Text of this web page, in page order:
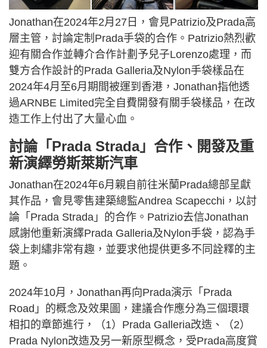
Jonathan在2024年2月27日，會見Patrizio及Prada高
層主管，討論定制Prada手袋的合作。Patrizio熱烈歡
迎有關合作並轉介合作計劃予兒子Lorenzo處理，而
雙方合作設計的Prada Galleria及Nylon手袋樣品在
2024年4月至6月期間被運到香港，Jonathan指他透
過ARNBE Limited完全自費開發有關手袋樣品，在改
造工作上付出了大量心血。
討論「Prada Strada」合作、開發及重
新演繹勞斯萊斯汽車
Jonathan在2024年6月親自前往米蘭Prada總部呈獻
其作品，會見零售建築總監Andrea Scapecchi，以討
論「Prada Strada」的合作。Patrizio去信Jonathan
感謝他重新演繹Prada Galleria及Nylon手袋，認為手
袋上刺繡非常有趣，並要求他提供更多不同詮釋的主
題。
2024年10月，Jonathan再向Prada演示「Prada
Road」的概念及效果圖，建議合作應分為三個環環
相扣的章節進行，（1）Prada Galleria改造、（2）
Prada Nylon改造及另一新原型概念，受Prada高度賞